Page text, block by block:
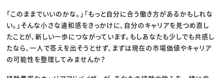
「このままでいいのかな。」「もっと自分に合う働き方があるかもしれな
い。」そんな小さな違和感をきっかけに、自分のキャリアを見つめ直し
たことが、新しい一歩につながっています。もしあなたも少しでも共感し
たなら、一人で答えを出そうとせず、まずは現在の市場価値やキャリア
の可能性を整理してみませんか？